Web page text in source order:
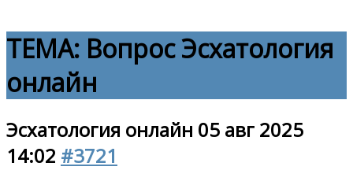
ТЕМА: ВопросЭсхатология
онлайн
Эсхатология онлайн 05 авг 2025
14:02 #3721